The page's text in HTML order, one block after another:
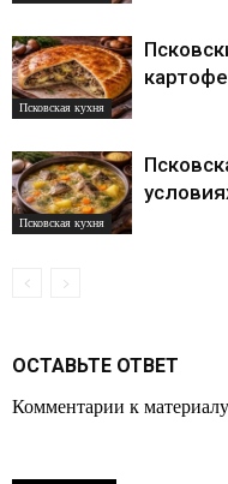
Псковская кухня
Псковская кухня
ОСТАВЬТЕ ОТВЕТ
Комментарии к